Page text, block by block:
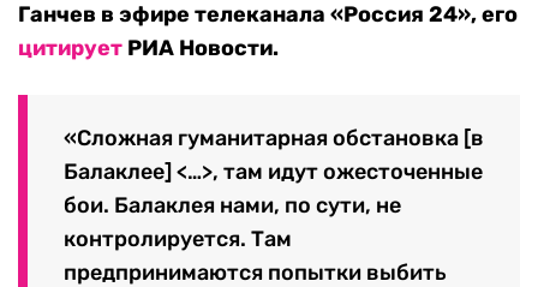
Ганчев в эфире телеканала «Россия 24», его
цитирует РИА Новости.
«Сложная гуманитарная обстановка [в
Балаклее] <…>, там идут ожесточенные
бои. Балаклея нами, по сути, не
контролируется. Там
предпринимаются попытки выбить